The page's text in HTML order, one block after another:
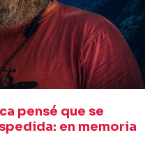
pensé que se
en memoria